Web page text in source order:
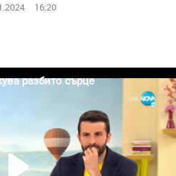
16:20